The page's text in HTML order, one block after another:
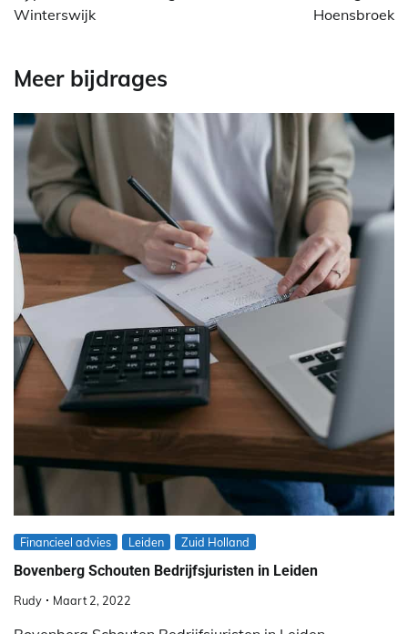
Winterswijk
Hoensbroek
Meer bijdrages
Financieel advies Leiden Zuid Holland
Bovenberg Schouten Bedrijfsjuristen in Leiden
Rudy Maart 2, 2022